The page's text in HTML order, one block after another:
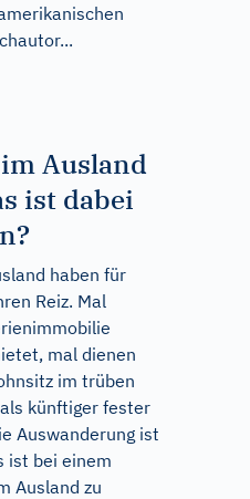
Ausland
ist dabei
haben für
Reiz. Mal
mal dienen
im trüben
künftiger fester
Auswanderung ist
ist bei einem
Ausland zu